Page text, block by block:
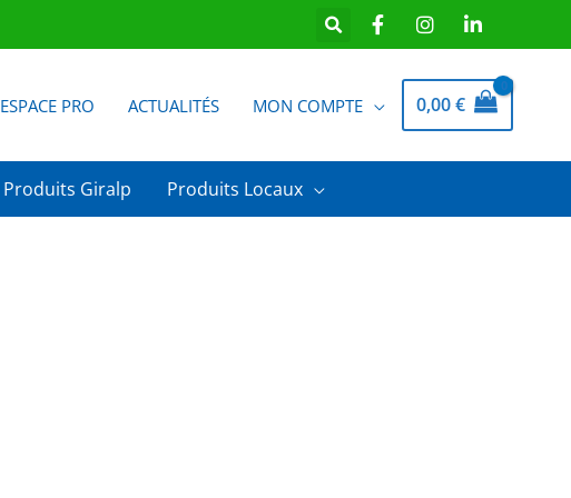
ESPACE PRO ACTUALITÉS MON COMPTE 0,00€
Produits Giralp Produits Locaux